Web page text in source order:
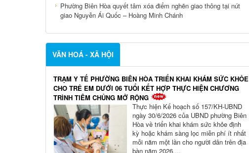
Phường Biên Hòa quyết tâm xóa điểm nghẽn giao thông tại nút
giao Nguyễn Ái Quốc – Hoàng Minh Chánh
VĂN HOÁ - XÃ HỘI
TRẠM Y TẾ PHƯỜNG BIÊN HÒA TRIỂN KHAI KHÁM SỨC KHỎE
CHO TRẺ EM DƯỚI 06 TUỔI KẾT HỢP THỰC HIỆN CHƯƠNG
TRÌNH TIÊM CHỦNG MỞ RỘNG
Thực hiện Kế hoạch số 157/KH-UBND
ngày 30/6/2026 của UBND phường Biên
Hòa về triển khai khám sức khỏe định
kỳ hoặc khám sàng lọc miễn phí ít nhất
mỗi năm một lần cho người dân trên địa
bàn năm 2026,...